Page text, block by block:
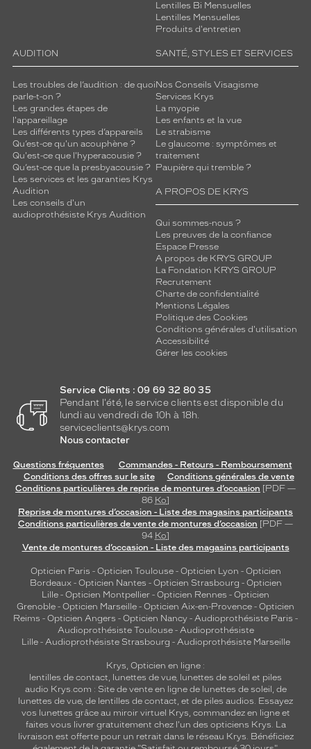
Lentilles Bi Mensuelles
Lentilles Mensuelles
Produits d'entretien
AUDITION
Les troubles de l’audition : de quoi
parle-t-on ?
Les grandes étapes de
l'appareillage
Les différents types d’appareils
Qu’est-ce qu'un acouphène ?
Qu'est-ce que l'hyperacousie ?
Qu’est-ce que la presbyacousie ?
Les services et les garanties Krys
Audition
Les conseils d'un
audioprothésiste Krys Audition
SANTÉ, STYLES ET SERVICES
Nos Conseils Visagisme
Services Krys
La myopie
Les enfants et la vue
Le strabisme
Le glaucome : symptômes et
traitement
Paupière qui tremble ?
A PROPOS DE KRYS
Qui sommes-nous ?
Les preuves de la confiance
Espace Presse
A propos de KRYS GROUP
La Fondation KRYS GROUP
Recrutement
Charte de confidentialité
Mentions Légales
Politique des Cookies
Conditions générales d'utilisation
Accessibilité
Gérer les cookies
Service Clients : 09 69 32 80 35
Pendant l'été, le service clients est disponible du
lundi au vendredi de 10h à 18h.
serviceclients@krys.com
Nous contacter
Questions fréquentes
Commandes - Retours - Remboursement
Conditions des offres sur le site
Conditions générales de vente
Conditions particulières de reprise de montures d’occasion [PDF —
86 Ko]
Reprise de montures d’occasion - Liste des magasins participants
Conditions particulières de vente de montures d’occasion [PDF —
94 Ko]
Vente de montures d’occasion - Liste des magasins participants
Opticien Paris - Opticien Toulouse- Opticien Lyon - Opticien
Bordeaux- Opticien Nantes - Opticien Strasbourg - Opticien
Lille - Opticien Montpellier - Opticien Rennes - Opticien
Grenoble - Opticien Marseille - Opticien Aix-en-Provence - Opticien
Reims - Opticien Angers - Opticien Nancy - Audioprothésiste Paris -
Audioprothésiste Toulouse- Audioprothésiste
Lille- Audioprothésiste Strasbourg - Audioprothésiste Marseille
Krys, Opticien en ligne :
lentilles de contact, lunettes de vue, lunettes de soleil et piles
audio Krys.com : Site de vente en ligne de lunettes de soleil, de
lunettes de vue, de lentilles de contact, et de piles audios. Essayez
vos lunettes grâce au miroir virtuel Krys, commandez en ligne et
faites vous livrer gratuitement chez l'un des opticiens Krys. La
livraison est offerte pour un retrait dans le réseau Krys. Bénéficiez